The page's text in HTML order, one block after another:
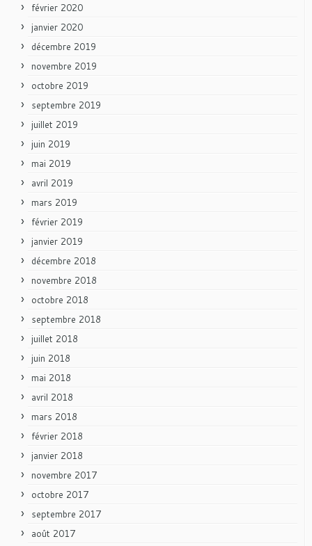
février 2020
janvier 2020
décembre 2019
novembre 2019
octobre 2019
septembre 2019
juillet 2019
juin 2019
mai 2019
avril 2019
mars 2019
février 2019
janvier 2019
décembre 2018
novembre 2018
octobre 2018
septembre 2018
juillet 2018
juin 2018
mai 2018
avril 2018
mars 2018
février 2018
janvier 2018
novembre 2017
octobre 2017
septembre 2017
août 2017